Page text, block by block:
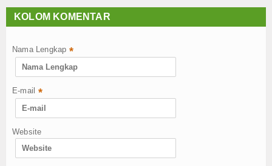
KOLOM KOMENTAR
Nama Lengkap *
E-mail *
Website